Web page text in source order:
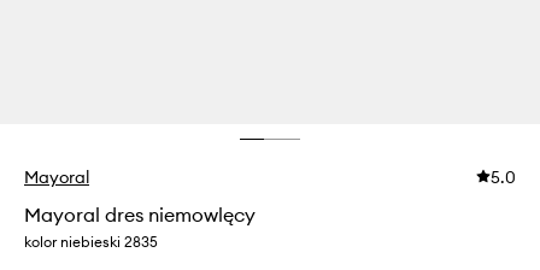
Mayoral 5.0
Mayoral dres niemowlęcy
kolor niebieski 2835